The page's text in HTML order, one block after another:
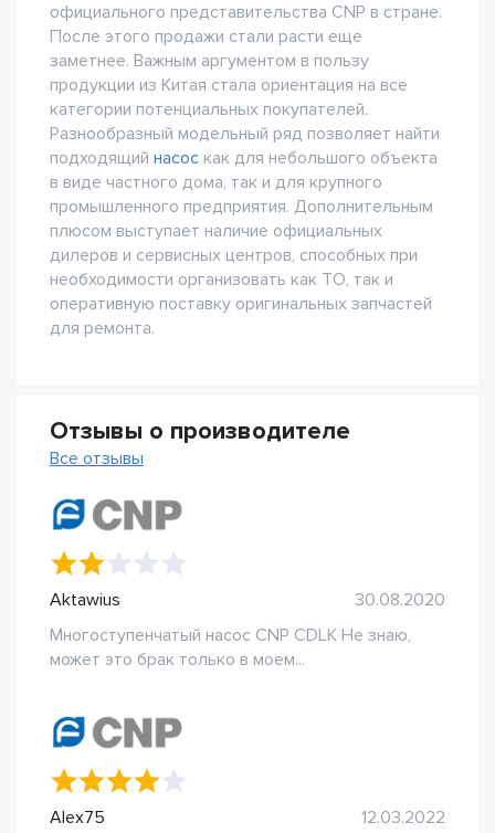
официального представительства CNP в стране.
После этого продажи стали расти еще
заметнее. Важным аргументом в пользу
продукции из Китая стала ориентация на все
категории потенциальных покупателей.
Разнообразный модельный ряд позволяет найти
подходящий насос как для небольшого объекта
в виде частного дома, так и для крупного
промышленного предприятия. Дополнительным
плюсом выступает наличие официальных
дилеров и сервисных центров, способных при
необходимости организовать как ТО, так и
оперативную поставку оригинальных запчастей
для ремонта.
Отзывы о производителе
Все отзывы
Aktawius
30.08.2020
Многоступенчатый насос CNP CDLK Не знаю,
может это брак только в моем...
Alex75
12.03.2022